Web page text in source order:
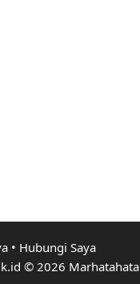
• Hubungi Saya
© 2026 Marhatahata